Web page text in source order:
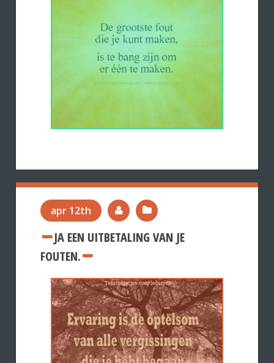
apr 12th
JA EEN UITBETALING VAN JE
FOUTEN.